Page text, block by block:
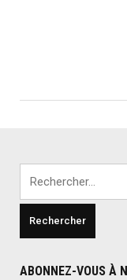
ABONNEZ-VOUS À